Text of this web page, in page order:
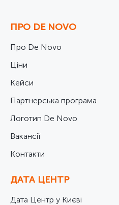
ПРО DE NOVO
Про De Novo
Ціни
Кейси
Партнерська програма
Логотип De Novo
Вакансії
Контакти
ДАТА ЦЕНТР
Дата Центр у Києві